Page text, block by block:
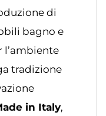
di
bagno e
l’ambiente
tradizione
in Italy,